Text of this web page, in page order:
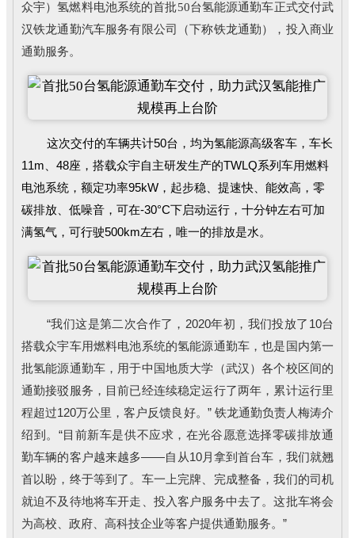
众宇）氢燃料电池系统的首批50台氢能源通勤车正式交付武
汉铁龙通勤汽车服务有限公司（下称铁龙通勤），投入商业
通勤服务。
这次交付的车辆共计50台，均为氢能源高级客车，车长
11m、48座，搭载众宇自主研发生产的TWLQ系列车用燃料
电池系统，额定功率95kW，起步稳、提速快、能效高，零
碳排放 、低噪音，可在-30°C下启动运行，十分钟左右可加
满氢气，可行驶500km左右，唯一的排放是水。
“我们这是第二次合作了，2020年初，我们投放了10台
搭载众宇车用燃料电池系统的氢能源通勤车，也是国内第一
批氢能源通勤车，用于中国地质大学（武汉）各个校区间的
通勤接驳服务，目前已经连续稳定运行了两年，累计运行里
程超过120万公里，客户反馈良好。” 铁龙通勤负责人梅涛介
绍到。“目前新车是供不应求，在光谷愿意选择零碳排放通
勤车辆的客户越来越多——自从10月拿到首台车，我们就翘
首以盼，终于等到了。车一上完牌、完成整备，我们的司机
就迫不及待地将车开走、投入客户服务中去了。这批车将会
为高校、政府、高科技企业等客户提供通勤服务。”